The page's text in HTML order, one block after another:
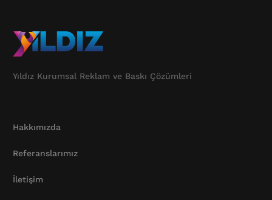
Yıldız Kurumsal Reklam ve Baskı Çözümleri
Hakkımızda
Referanslarımız
İletişim